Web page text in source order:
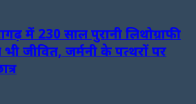
में 230 साल पुरानी लिथोग्राफी
जीवित, जर्मनी के पत्थरों पर